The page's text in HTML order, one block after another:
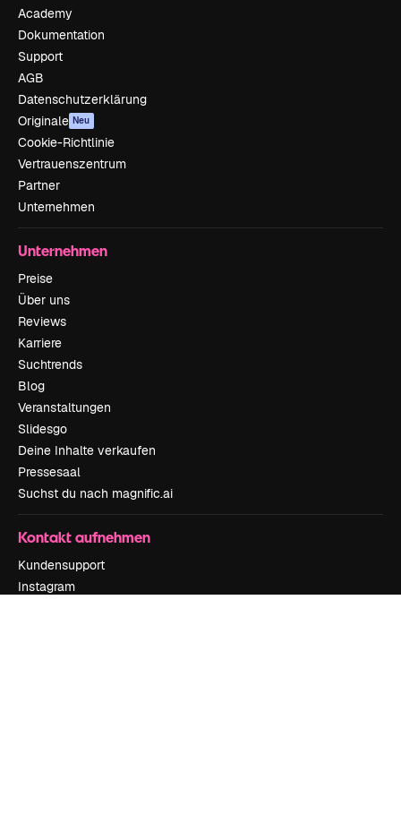
Academy
Dokumentation
Support
AGB
Datenschutzerklärung
Originale Neu
Cookie-Richtlinie
Vertrauenszentrum
Partner
Unternehmen
Unternehmen
Preise
Über uns
Reviews
Karriere
Suchtrends
Blog
Veranstaltungen
Slidesgo
Deine Inhalte verkaufen
Pressesaal
Suchst du nach magnific.ai
Kontakt aufnehmen
Kundensupport
Instagram